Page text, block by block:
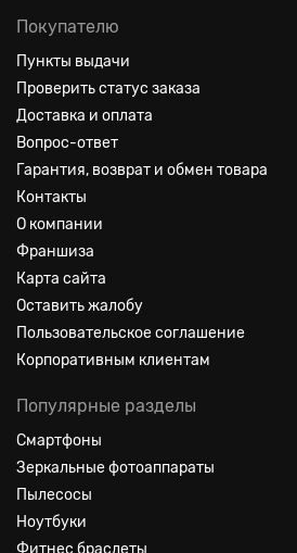
Покупателю
Пункты выдачи
Проверить статус заказа
Доставка и оплата
Вопрос-ответ
Гарантия, возврат и обмен товара
Контакты
О компании
Франшиза
Карта сайта
Оставить жалобу
Пользовательское соглашение
Корпоративным клиентам
Популярные разделы
Смартфоны
Зеркальные фотоаппараты
Пылесосы
Ноутбуки
Фитнес браслеты